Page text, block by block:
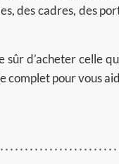
des cadres, des
d’acheter celle
complet pour vous